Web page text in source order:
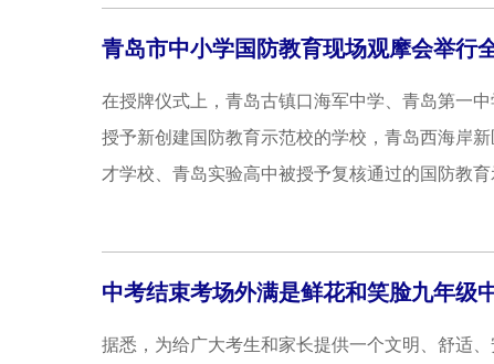
青岛市中小学国防教育现场观摩会举行
在授牌仪式上，青岛古镇口海军中学、青岛第一
授予新创建国防教育示范校的学校，青岛西海岸
才学校、青岛实验高中被授予复核通过的国防教
中考结束考场外满是鲜花和笑脸九年级
据悉，为给广大考生和家长提供一个文明、舒适